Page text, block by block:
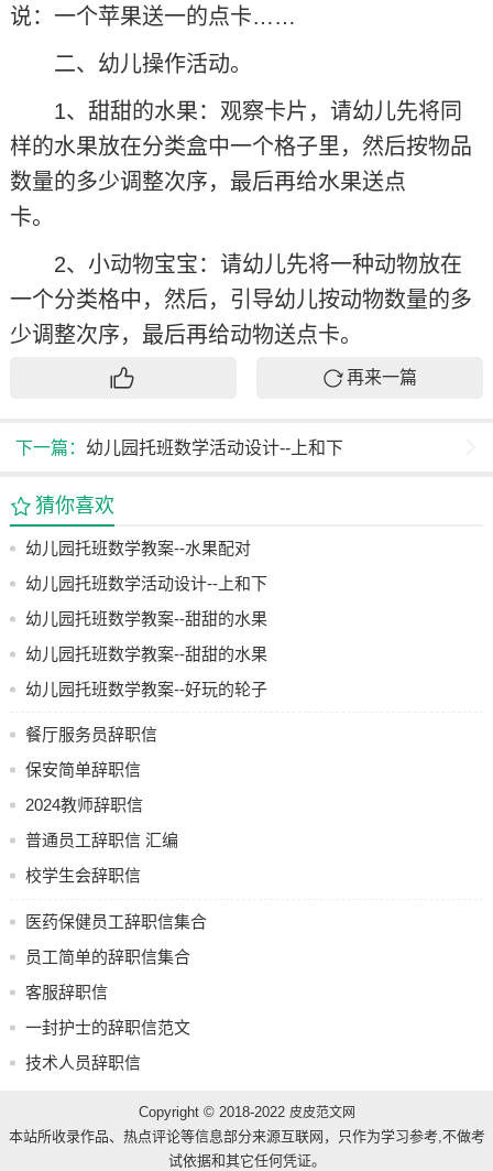
说：一个苹果送一的点卡……
二、幼儿操作活动。
1、甜甜的水果：观察卡片，请幼儿先将同
样的水果放在分类盒中一个格子里，然后按物品
数量的多少调整次序，最后再给水果送点
卡。
2、小动物宝宝：请幼儿先将一种动物放在
一个分类格中，然后，引导幼儿按动物数量的多
少调整次序，最后再给动物送点卡。
再来一篇
下一篇： 幼儿园托班数学活动设计--上和下
猜你喜欢
幼儿园托班数学教案--水果配对
幼儿园托班数学活动设计--上和下
幼儿园托班数学教案--甜甜的水果
幼儿园托班数学教案--甜甜的水果
幼儿园托班数学教案--好玩的轮子
餐厅服务员辞职信
保安简单辞职信
2024教师辞职信
普通员工辞职信 汇编
校学生会辞职信
医药保健员工辞职信集合
员工简单的辞职信集合
客服辞职信
一封护士的辞职信范文
技术人员辞职信
Copyright © 2018-2022 皮皮范文网
本站所收录作品、热点评论等信息部分来源互联网，只作为学习参考,不做考
试依据和其它任何凭证。